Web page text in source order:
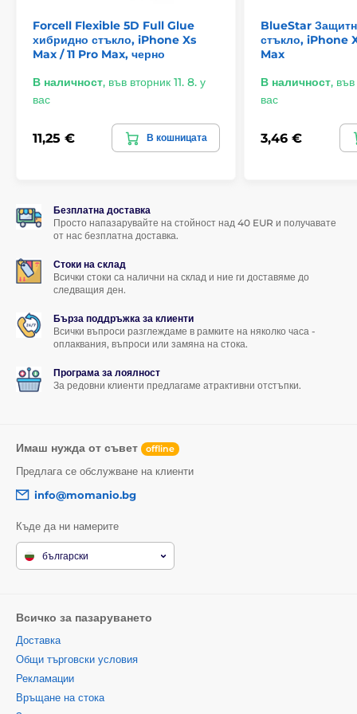
ще бъдебез отпечатъци от пръсти и замърсявания,
които обикновено се залепват по него.
*Изображенията имат само информативен характер.
Поставянето може да се справи всеки
Друго страхотно предимство на това 5D закалено стъкло
детска игра.
Перфектно прилепване
За разлика от някои други закалени стъкла,цялата
повърхностна 5D закаленото стъкло за iPhone XS Max е
перфектно прилепване по цялата площ
стъкло. Не се заплашва отлепване на краищата на
защитното стъкло или тяхното отделяне.
Съдържание на опаковката:
1x мокра кърпичка
1x премахвач на прах
Продуктът е класифициран в категории
Закалени стъкла за iPhone 11 Pro Max
Forcell Flexible 5D Full Glue
хибридно стъкло, iPhone Xs
Max / 11 Pro Max, черно
В наличност, във вторник 11. 8. у
вас
11,25 € В кошницата
BlueStar
стъкло, iPhone
Max
В наличност, във
вас
3,46 €
Безплатна доставка
Просто напазарувайте на стойност над 40 EUR и получавате
от нас безплатна доставка.
Стоки на склад
Всички стоки са налични на склад и ние ги доставяме до
следващия ден.
Бърза поддръжка за клиенти
Всички въпроси разглеждаме в рамките на няколко часа -
оплаквания, въпроси или замяна на стока.
Програма за лоялност
За редовни клиенти предлагаме атрактивни отстъпки.
Имаш нужда от съвет offline
Предлага се обслужване на клиенти
info@momanio.bg
Къде да ни намерите
български
Всичко за пазаруването
Доставка
Общи търговски условия
Рекламации
Връщане на стока